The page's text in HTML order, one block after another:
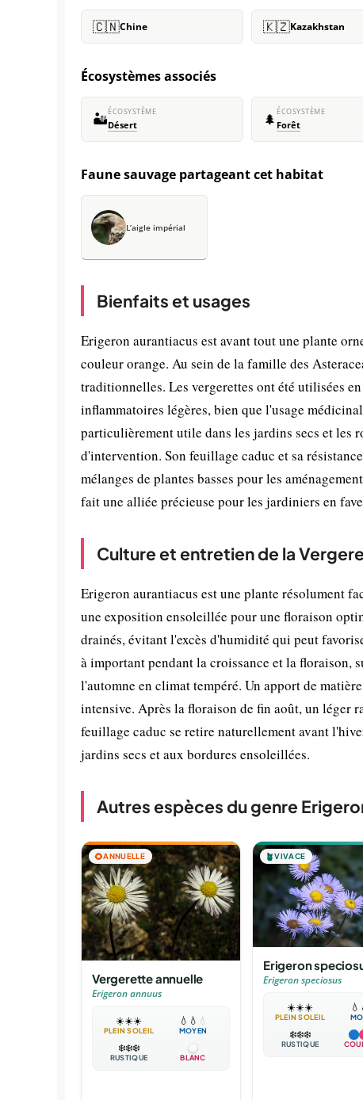
🇨🇳Chine 🇰🇿Kazakhstan
Écosystèmes associés
🏜️ÉCOSYSTÈME
Désert 🌲 ÉCOSYSTÈME
Forêt
Faune sauvage partageant cet habitat
L’aigle impérial
Bienfaits et usages
Erigeron aurantiacus est avant tout une plante
couleur orange. Au sein de la famille des
traditionnelles. Les vergerettes ont été utilisées
inflammatoires légères, bien que l'usage
particulièrement utile dans les jardins secs et les
d'intervention. Son feuillage caduc et sa
mélanges de plantes basses pour les
fait une alliée précieuse pour les jardiniers en
Culture et entretien de la
Erigeron aurantiacus est une plante résolument
une exposition ensoleillée pour une floraison
drainés, évitant l'excès d'humidité qui peut
à important pendant la croissance et la floraison,
l'automne en climat tempéré. Un apport de
intensive. Après la floraison de fin août, un léger
feuillage caduc se retire naturellement avant
jardins secs et aux bordures ensoleillées.
Autres espèces du genre
🌻ANNUELLE
Vergerette annuelle
Erigeron annuus
☀️☀️☀️
PLEIN SOLEIL
💧 💧 💧
MOYEN
❄️❄️❄️
RUSTIQUE BLANC
🪴VIVACE
Erigeron
Erigeron speciosus
☀️☀️☀️
PLEIN SOLEIL
💧
❄️❄️❄️
RUSTIQUE